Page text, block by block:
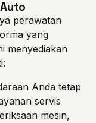
perawatan
yang
menyediakan
Anda tetap
servis
mesin,